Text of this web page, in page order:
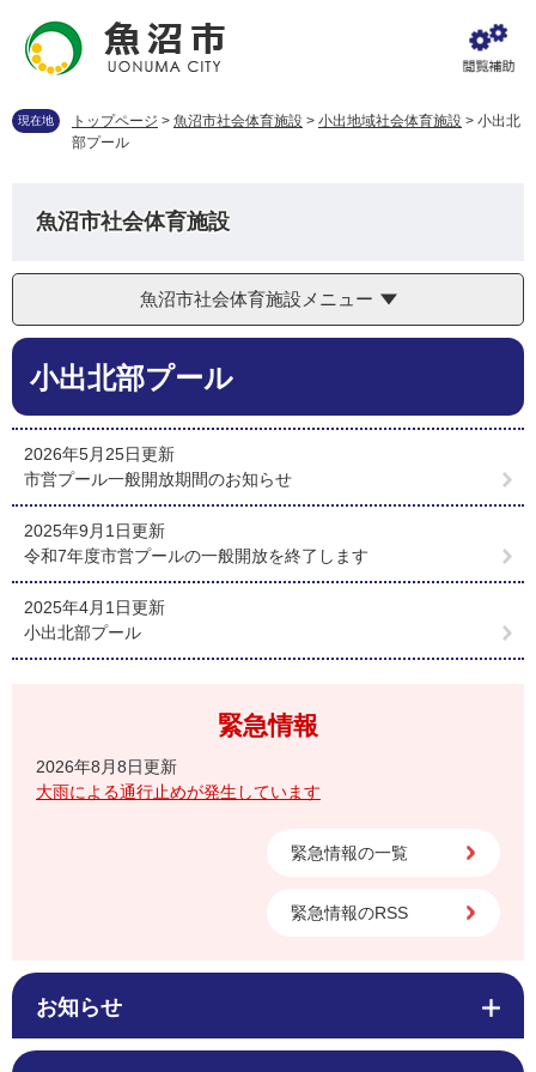
先
を現在地 トップページ > 魚沼市社会体育施設 > 小出地域社会体育施設 > 小出北
部プール
魚沼市社会体育施設
魚沼市社会体育施設メニュー
本
小出北部プール
2026年5月25日更新
市営プール一般開放期間のお知らせ
2025年9月1日更新
令和7年度市営プールの一般開放を終了します
2025年4月1日更新
小出北部プール
緊急情報
2026年8月8日更新
大雨による通行止めが発生しています
緊急情報の一覧
緊急情報のRSS
お知らせ